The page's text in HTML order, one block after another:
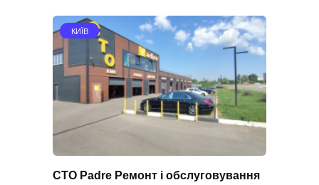
КИЇВ
СТО Padre Ремонт і обслуговування